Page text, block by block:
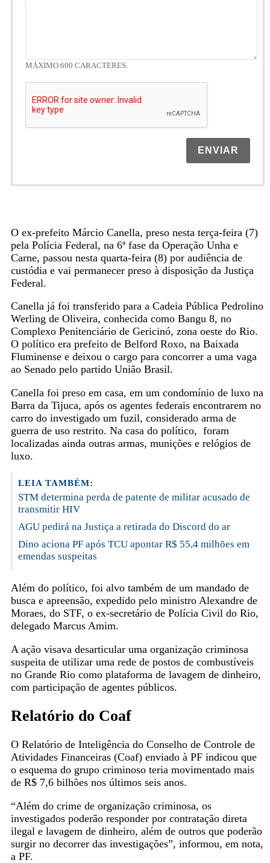
MÁXIMO 600 CARACTERES.
ENVIAR
O ex-prefeito Márcio Canella, preso nesta terça-feira (7)
pela Polícia Federal, na 6ª fase da Operação Unha e
Carne, passou nesta quarta-feira (8) por audiência de
custódia e vai permanecer preso à disposição da Justiça
Federal.
Canella já foi transferido para a Cadeia Pública Pedrolino
Werling de Oliveira, conhecida como Bangu 8, no
Complexo Penitenciário de Gericinó, zona oeste do Rio.
O político era prefeito de Belford Roxo, na Baixada
Fluminense e deixou o cargo para concorrer a uma vaga
ao Senado pelo partido União Brasil.
Canella foi preso em casa, em um condomínio de luxo na
Barra da Tijuca, após os agentes federais encontrarem no
carro do investigado um fuzil, considerado arma de
guerra de uso restrito. Na casa do político, foram
localizadas ainda outras armas, munições e relógios de
luxo.
LEIA TAMBÉM:
STM determina perda de patente de militar acusado de
transmitir HIV
AGU pedirá na Justiça a retirada do Discord do ar
Dino aciona PF após TCU apontar R$ 55,4 milhões em
emendas suspeitas
Além do político, foi alvo também de um mandado de
busca e apreensão, expedido pelo ministro Alexandre de
Moraes, do STF, o ex-secretário de Polícia Civil do Rio,
delegado Marcus Amim.
A ação visava desarticular uma organização criminosa
suspeita de utilizar uma rede de postos de combustíveis
no Grande Rio como plataforma de lavagem de dinheiro,
com participação de agentes públicos.
Relatório do Coaf
O Relatório de Inteligência do Conselho de Controle de
Atividades Financeiras (Coaf) enviado à PF indicou que
o esquema do grupo criminoso teria movimentado mais
de R$ 7,6 bilhões nos últimos seis anos.
“Além do crime de organização criminosa, os
investigados poderão responder por contratação direta
ilegal e lavagem de dinheiro, além de outros que poderão
surgir no decorrer das investigações”, informou, em nota,
a PF.